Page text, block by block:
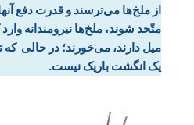
از ملخ‌ها می‌ترسند و قدرت دفع
متّحد شوند، ملخ‌ها نیرومندانه
میل دارند، می‌خورند؛ در حالی که
یک انگشت باریک نیست.